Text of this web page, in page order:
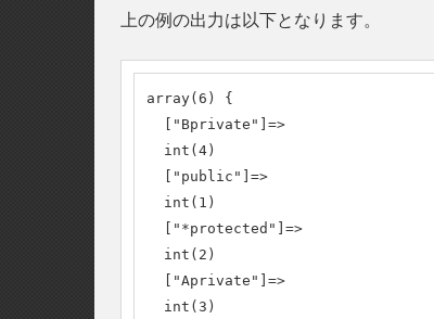
上の例の出力は以下となります。
array(6) {
  ["Bprivate"]=>
  int(4)
  ["public"]=>
  int(1)
  ["*protected"]=>
  int(2)
  ["Aprivate"]=>
  int(3)